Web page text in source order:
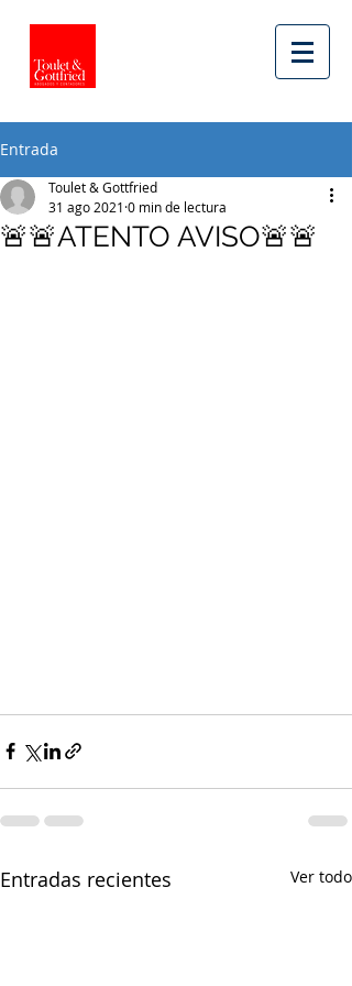
Entrada
🚨🚨ATENTO AVISO🚨🚨
Toulet & Gottfried
31 ago 2021 0 min de lectura
Entradas recientes Ver todo